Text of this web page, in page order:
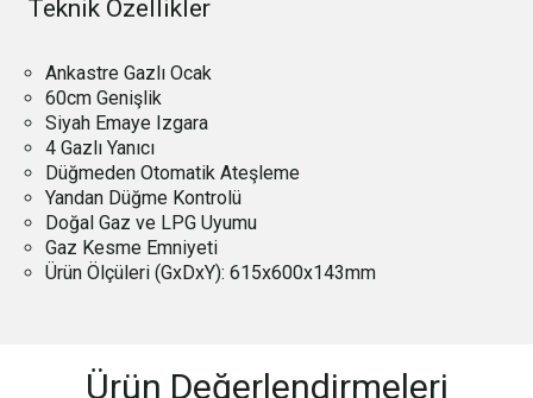
Teknik Özellikler
Ankastre Gazlı Ocak
60cm Genişlik
Siyah Emaye Izgara
4 Gazlı Yanıcı
Düğmeden Otomatik Ateşleme
Yandan Düğme Kontrolü
Doğal Gaz ve LPG Uyumu
Gaz Kesme Emniyeti
Ürün Ölçüleri (GxDxY): 615x600x143mm
Ürün Değerlendirmeleri